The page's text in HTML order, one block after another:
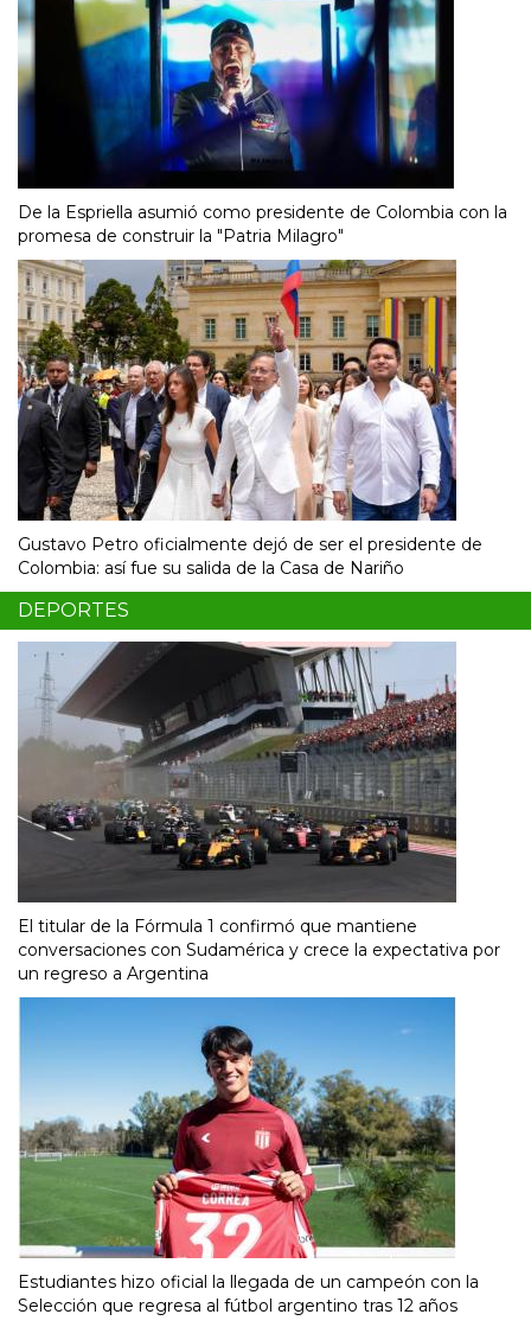
De la Espriella asumió como presidente de Colombia con la
promesa de construir la "Patria Milagro"
Gustavo Petro oficialmente dejó de ser el presidente de
Colombia: así fue su salida de la Casa de Nariño
DEPORTES
El titular de la Fórmula 1 confirmó que mantiene
conversaciones con Sudamérica y crece la expectativa por
un regreso a Argentina
Estudiantes hizo oficial la llegada de un campeón con la
Selección que regresa al fútbol argentino tras 12 años